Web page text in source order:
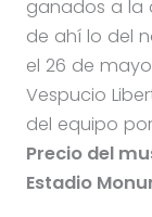
ganados a la
de ahí lo del
el 26 de
Vespucio
del equipo
Precio del
Estadio